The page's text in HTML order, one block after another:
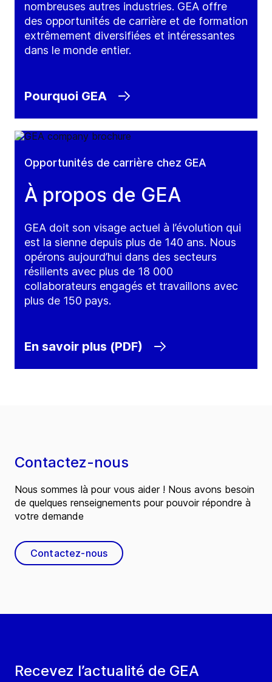
nombreuses autres industries. GEA offre
des opportunités de carrière et de formation
extrêmement diversifiées et intéressantes
dans le monde entier.
Pourquoi GEA
Opportunités de carrière chez GEA
À propos de GEA
GEA doit son visage actuel à l’évolution qui
est la sienne depuis plus de 140 ans. Nous
opérons aujourd’hui dans des secteurs
résilients avec plus de 18 000
collaborateurs engagés et travaillons avec
plus de 150 pays.
En savoir plus (PDF)
Recevez l’actualité de GEA
Contactez-nous
Nous sommes là pour vous aider ! Nous avons besoin
de quelques renseignements pour pouvoir répondre à
votre demande
Contactez-nous